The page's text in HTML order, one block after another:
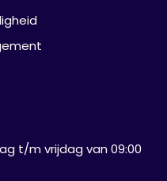
t/m vrijdag van 09:00